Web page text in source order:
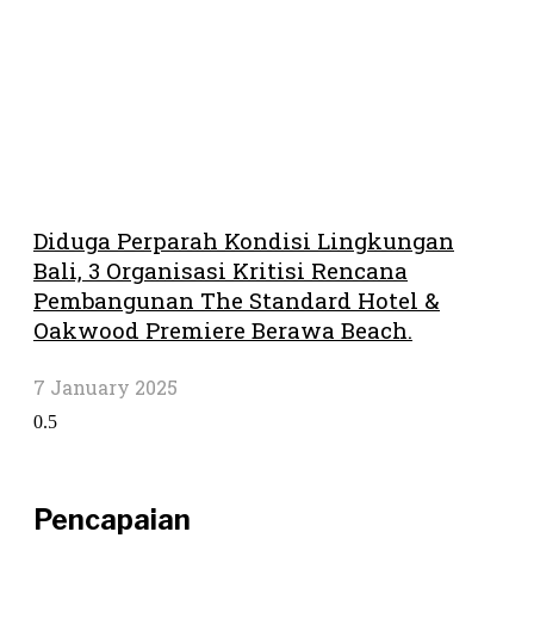
Diduga Perparah Kondisi Lingkungan
Bali, 3 Organisasi Kritisi Rencana
Pembangunan The Standard Hotel &
Oakwood Premiere Berawa Beach.
7 January 2025
Pencapaian